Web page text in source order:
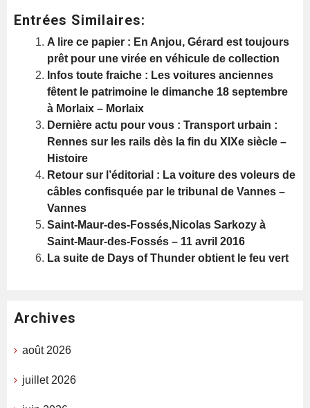
Entrées Similaires:
A lire ce papier : En Anjou, Gérard est toujours
prêt pour une virée en véhicule de collection
Infos toute fraiche : Les voitures anciennes
fêtent le patrimoine le dimanche 18 septembre
à Morlaix – Morlaix
Dernière actu pour vous : Transport urbain :
Rennes sur les rails dès la fin du XIXe siècle –
Histoire
Retour sur l’éditorial : La voiture des voleurs de
câbles confisquée par le tribunal de Vannes –
Vannes
Saint-Maur-des-Fossés,Nicolas Sarkozy à
Saint-Maur-des-Fossés – 11 avril 2016
La suite de Days of Thunder obtient le feu vert
Archives
août 2026
juillet 2026